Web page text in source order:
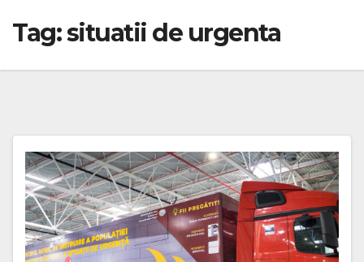
Tag:situatii de urgenta